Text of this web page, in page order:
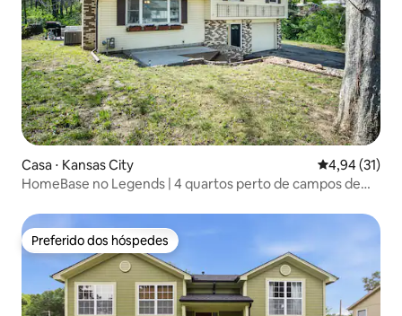
Casa ⋅ Kansas City 4,94 de uma
4,94 (31)
HomeBase no Legends | 4 quartos perto de campos de
Preferido dos hóspedes
Preferido dos hóspedes